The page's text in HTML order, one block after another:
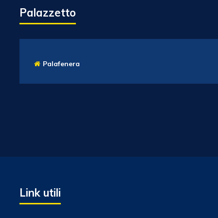
Palazzetto
Palafenera
Link utili